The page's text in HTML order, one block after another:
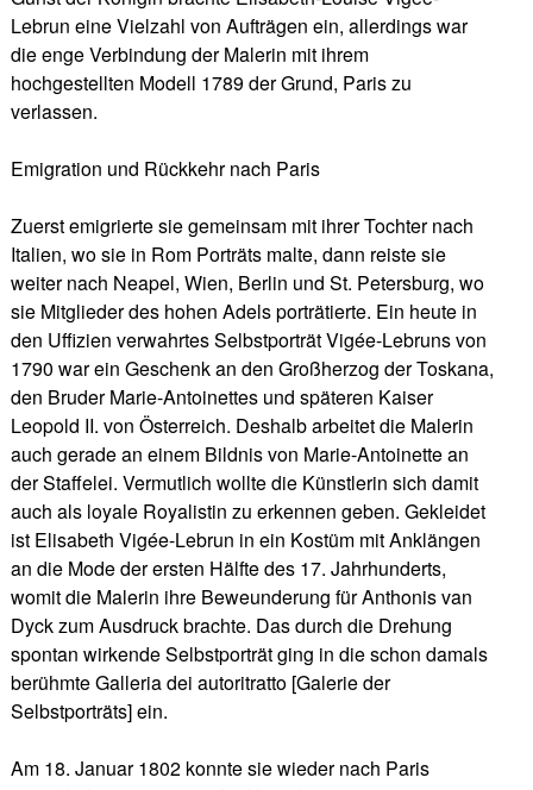
Lebrun eine Vielzahl von Aufträgen ein, allerdings war
die enge Verbindung der Malerin mit ihrem
hochgestellten Modell 1789 der Grund, Paris zu
verlassen.
Emigration und Rückkehr nach Paris
Zuerst emigrierte sie gemeinsam mit ihrer Tochter nach
Italien, wo sie in Rom Porträts malte, dann reiste sie
weiter nach Neapel, Wien, Berlin und St. Petersburg, wo
sie Mitglieder des hohen Adels porträtierte. Ein heute in
den Uffizien verwahrtes Selbstporträt Vigée-Lebruns von
1790 war ein Geschenk an den Großherzog der Toskana,
den Bruder Marie-Antoinettes und späteren Kaiser
Leopold II. von Österreich. Deshalb arbeitet die Malerin
auch gerade an einem Bildnis von Marie-Antoinette an
der Staffelei. Vermutlich wollte die Künstlerin sich damit
auch als loyale Royalistin zu erkennen geben. Gekleidet
ist Elisabeth Vigée-Lebrun in ein Kostüm mit Anklängen
an die Mode der ersten Hälfte des 17. Jahrhunderts,
womit die Malerin ihre Beweunderung für Anthonis van
Dyck zum Ausdruck brachte. Das durch die Drehung
spontan wirkende Selbstporträt ging in die schon damals
berühmte Galleria dei autoritratto [Galerie der
Selbstporträts] ein.
Am 18. Januar 1802 konnte sie wieder nach Paris